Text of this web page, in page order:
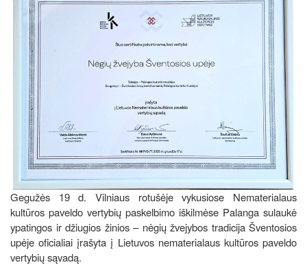
Gegužės 19 d. Vilniaus rotušėje vykusiose Nematerialaus
kultūros paveldo vertybių paskelbimo iškilmėse Palanga sulaukė
ypatingos ir džiugios žinios – nėgių žvejybos tradicija Šventosios
upėje oficialiai įrašyta į Lietuvos nematerialaus kultūros paveldo
vertybių sąvadą.